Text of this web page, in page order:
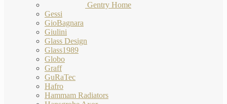
Gentry Home
Gessi
GioBagnara
Giulini
Glass Design
Glass1989
Globo
Graff
GuRaTec
Hafro
Hammam Radiators